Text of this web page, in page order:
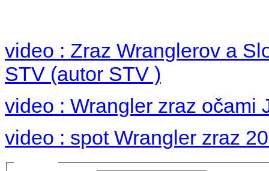
video : Zraz Wranglerov a
STV (autor STV )
video : Wrangler zraz očami
video : spot Wrangler zraz